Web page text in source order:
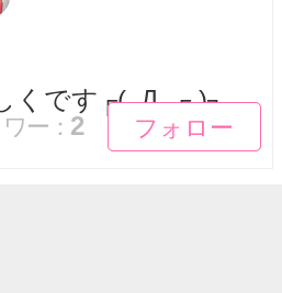
くです┌(_Д_┌ )┐
フォロー
フォロー
ー： 2